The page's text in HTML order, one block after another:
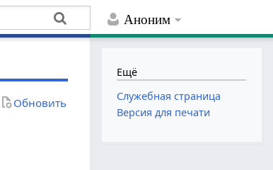
Аноним
Обновить
Ещё
Служебная страница
Версия для печати